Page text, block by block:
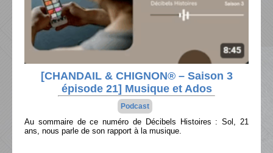
[CHANDAIL & CHIGNON® – Saison 3
épisode 21] Musique et Ados
Podcast
Au sommaire de ce numéro de Décibels Histoires : Sol, 21
ans, nous parle de son rapport à la musique.